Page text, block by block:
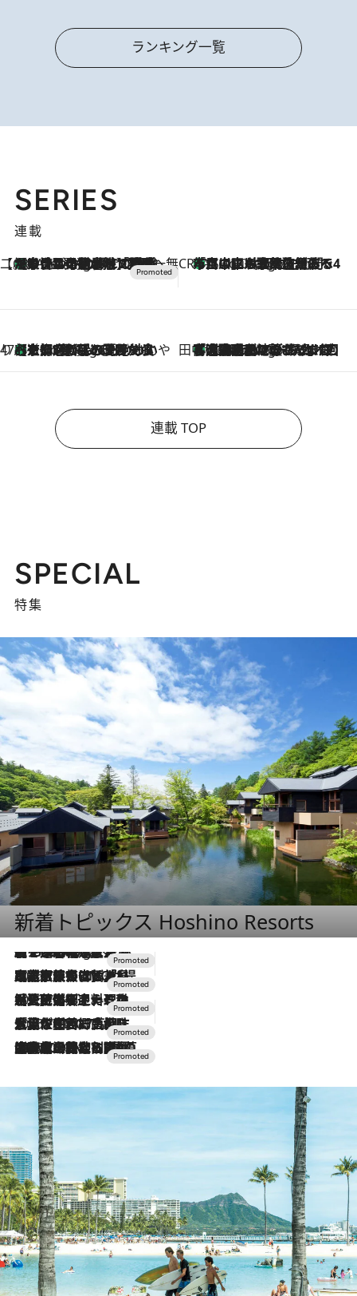
ランキング一覧
SERIES
連載
【CREA×星野リゾート】唯一無二。癒しと発見が待つ場所へ
1 Hour Ago
【トンボの足水浴】ヒノキの香りに包まれて涼感マックス！約13℃の湧水かけ流しを避暑地「星野温泉 トンボの湯」で体験 CREA'S CHOICE
3 Hours Ago
「立川にも歌舞伎があるんだよ」 片岡仁左衛門・市川中車ら豪華座組みで4年目の立川立飛歌舞伎へ
47都道府県の手みやげ ひんやりスイーツで夏を満喫
3 Hours Ago
【京都府】この夏絶対食べたい 冷やしておいしいおやつ3選 ひと口目から心を掴む新緑のテリーヌ 田中稲の勝手に再ブーム
8 Hours Ago
「湘南乃風に憧れて」観客大盛上がりの“タオル回し”に、ラッパー顔負けの高速歌唱まで…さだまさし（74）のアグレッシブすぎる現在地
連載 TOP
SPECIAL
特集
新着トピックス Hoshino Resorts
1 Hour Ago
【トンボの足水浴】ヒノキの香りに包まれて涼感マックス！約13℃の湧水かけ流しを避暑地「星野温泉 トンボの湯」で体験
2026.7.31
【ホテル帰省】という選択肢をOMOが提案。家族とほどよい距離を保つには「昼は実家、夜は気兼ねなくホテルで！」
2026.7.24
【夏限定ディナーコース】旬を迎える稚鮎や花ズッキーニなどをイタリア・トスカーナの郷土料理の手法で満喫！
2026.7.17
「土佐和ハーブかき氷」がOMO7高知に登場！生姜、山椒、大葉など目にも舌にも涼を呼ぶ郷土の味
2026.7.10
NEW OPEN！【界 草津】名湯の地に誕生。趣の異なる2種の温泉と上州ならではの会席・蕎麦割烹など美食を味わう究極の癒やし旅